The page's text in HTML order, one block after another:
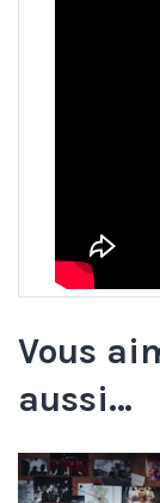
Vous
aussi…